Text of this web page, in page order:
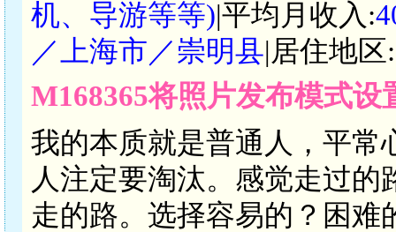
机、导游等等)|平均月收入:
／上海市／崇明县|居住地区:
M168365将照片发布模式
我的本质就是普通人，平常
人注定要淘汰。感觉走过
走的路。选择容易的？困